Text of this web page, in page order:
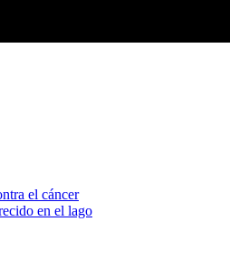
el cáncer
en el lago